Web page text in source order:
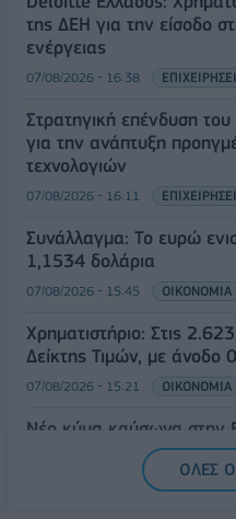
της ΔΕΗ για την είσοδο
ενέργειας
07/08/2026 - 16:38
Στρατηγική επένδυση
για την ανάπτυξη
τεχνολογιών
07/08/2026 - 16:11
Συνάλλαγμα: Το ευρώ
1,1534 δολάρια
07/08/2026 - 15:45 ΟΙΚΟΝΟΜΙΑ
Χρηματιστήριο: Στις
Δείκτης Τιμών, με άνοδο
07/08/2026 - 15:21 ΟΙΚΟΝΟΜΙΑ
Νέο κύμα καύσωνα στην
άνω των 40°C σε Ιταλία,
ΟΛΕΣ